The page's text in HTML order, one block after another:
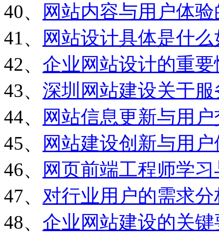
40、
网站内容与用户体
41、
网站设计具体是什
42、 企业网站设计的重要
43、 深圳网站建设关于
44、
网站信息更新与用
45、
网站建设创新与用
46、
网页前端工程师学
47、 对行业用户的需求
48、 企业网站建设的关